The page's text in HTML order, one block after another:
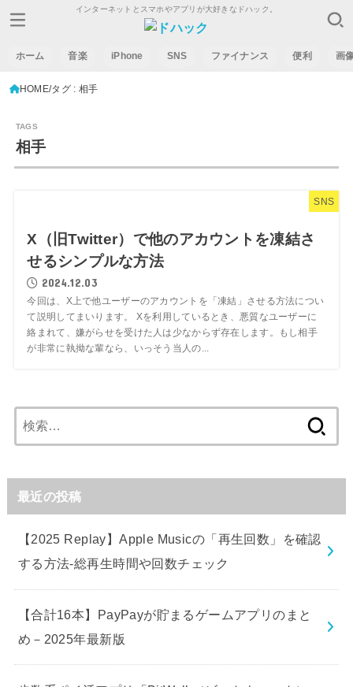
インターネットとスマホやアプリが大好きなドハック。
ホーム 音楽 iPhone SNS ファイナンス 便利 画
HOME タグ : 相手
相手
SNS
X（旧Twitter）で他のアカウントを凍結さ
せるシンプルな方法
2024.12.03
今回は、X上で他ユーザーのアカウントを「凍結」させる方法につい
て説明してまいります。 Xを利用しているとき、悪質なユーザーに
絡まれて、嫌がらせを受けた人は少なからず存在します。もし相手
が非常に執拗な輩なら、いっそう当人の...
索:
最近の投稿
【2025 Replay】Apple Musicの「再生回数」を確認
する方法-総再生時間や回数チェック
【合計16本】PayPayが貯まるゲームアプリのまと
め－2025年最新版